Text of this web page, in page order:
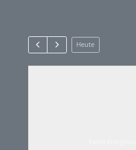
Heute